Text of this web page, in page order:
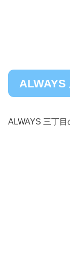
ALWAYS
ALWAYS 三丁目